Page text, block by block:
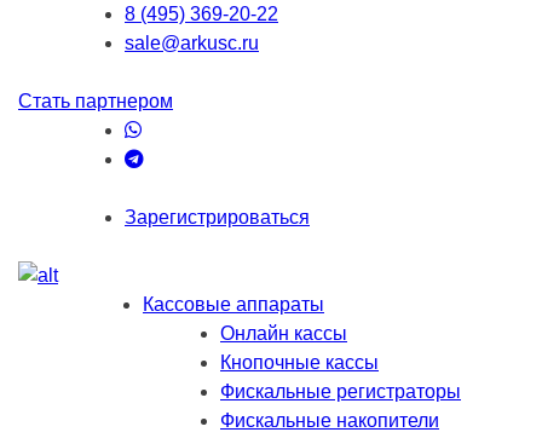
8 (495) 369-20-22
sale@arkusc.ru
Стать партнером
Зарегистрироваться
Кассовые аппараты
Онлайн кассы
Кнопочные кассы
Фискальные регистраторы
Фискальные накопители